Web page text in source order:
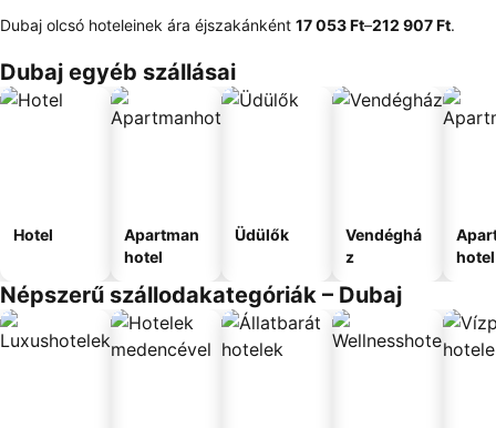
Dubaj olcsó hoteleinek ára éjszakánként ‎17 053 Ft–‎212 907 Ft.
Dubaj egyéb szállásai
Hotel
Apartman
hotel
Üdülők
Vendéghá
z
hotel
Népszerű szállodakategóriák – Dubaj